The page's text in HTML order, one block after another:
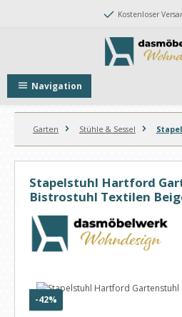
Zum Hauptinhalt springenKostenloser
Navigation
Garten Stühle & Sessel
Stapelstuhl Hartford
Bistrostuhl Textilen
Bildergalerie überspringen
-42%